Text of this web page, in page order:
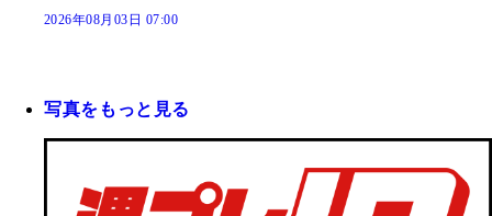
2026年08月03日 07:00
写真をもっと見る